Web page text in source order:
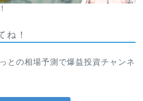
ね！
との相場予測で爆益投資チャンネ